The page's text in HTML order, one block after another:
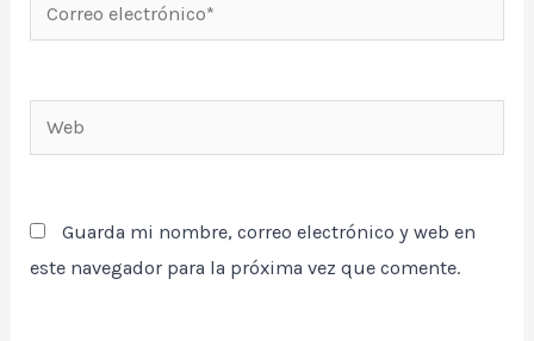
electrónico*
Web
Guarda mi nombre, correo electrónico y web en
este navegador para la próxima vez que comente.